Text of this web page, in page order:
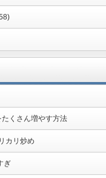
くさん増やす方法
カリ炒め
ぎ